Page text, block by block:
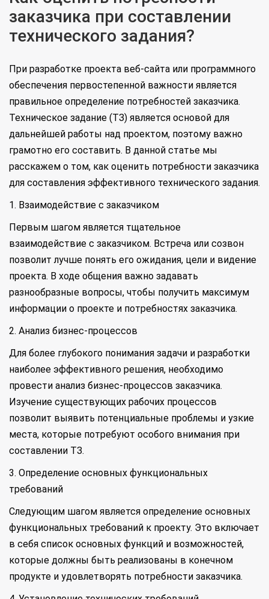
заказчика при составлении
технического задания?
При разработке проекта веб-сайта или программного
обеспечения первостепенной важности является
правильное определение потребностей заказчика.
Техническое задание (ТЗ) является основой для
дальнейшей работы над проектом, поэтому важно
грамотно его составить. В данной статье мы
расскажем о том, как оценить потребности заказчика
для составления эффективного технического задания.
1. Взаимодействие с заказчиком
Первым шагом является тщательное
взаимодействие с заказчиком. Встреча или созвон
позволит лучше понять его ожидания, цели и видение
проекта. В ходе общения важно задавать
разнообразные вопросы, чтобы получить максимум
информации о проекте и потребностях заказчика.
2. Анализ бизнес-процессов
Для более глубокого понимания задачи и разработки
наиболее эффективного решения, необходимо
провести анализ бизнес-процессов заказчика.
Изучение существующих рабочих процессов
позволит выявить потенциальные проблемы и узкие
места, которые потребуют особого внимания при
составлении ТЗ.
3. Определение основных функциональных
требований
Следующим шагом является определение основных
функциональных требований к проекту. Это включает
в себя список основных функций и возможностей,
которые должны быть реализованы в конечном
продукте и удовлетворять потребности заказчика.